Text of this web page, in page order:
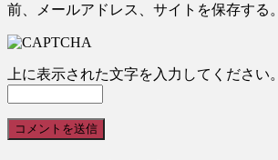
前、メールアドレス、サイトを保存する。
上に表示された文字を入力してください。